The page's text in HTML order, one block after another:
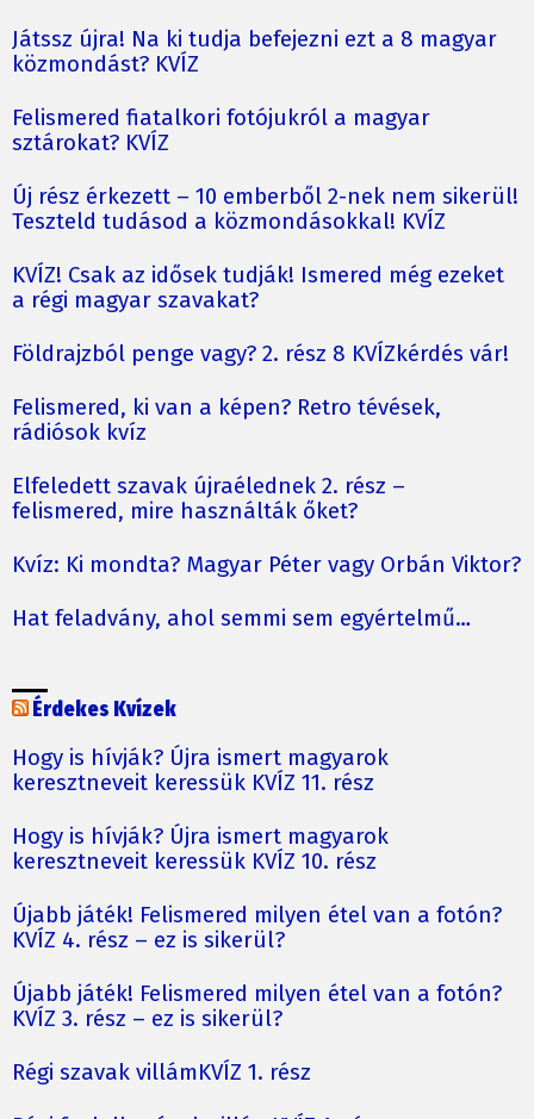
Játssz újra! Na ki tudja befejezni ezt a 8 magyar
közmondást? KVÍZ
Felismered fiatalkori fotójukról a magyar
sztárokat? KVÍZ
Új rész érkezett – 10 emberből 2-nek nem sikerül!
Teszteld tudásod a közmondásokkal! KVÍZ
KVÍZ! Csak az idősek tudják! Ismered még ezeket
a régi magyar szavakat?
Földrajzból penge vagy? 2. rész 8 KVÍZkérdés vár!
Felismered, ki van a képen? Retro tévések,
rádiósok kvíz
Elfeledett szavak újraélednek 2. rész –
felismered, mire használták őket?
Kvíz: Ki mondta? Magyar Péter vagy Orbán Viktor?
Hat feladvány, ahol semmi sem egyértelmű…
Érdekes Kvízek
Hogy is hívják? Újra ismert magyarok
keresztneveit keressük KVÍZ 11. rész
Hogy is hívják? Újra ismert magyarok
keresztneveit keressük KVÍZ 10. rész
Újabb játék! Felismered milyen étel van a fotón?
KVÍZ 4. rész – ez is sikerül?
Újabb játék! Felismered milyen étel van a fotón?
KVÍZ 3. rész – ez is sikerül?
Régi szavak villámKVÍZ 1. rész